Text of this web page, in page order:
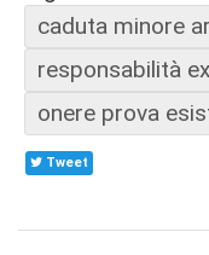
caduta minore
responsabilità
onere prova
Tweet